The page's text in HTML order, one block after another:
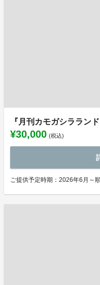
『月刊カモガシララン
¥30,000 (税込)
ご提供予定時期：2026年6月～